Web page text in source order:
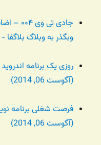
جادی
وبگذر به وبلاگ بلاگفا -
روزی یک برنامه
(آگوست 06, 2014)
فرصت شغلی برنامه
(آگوست 06, 2014)